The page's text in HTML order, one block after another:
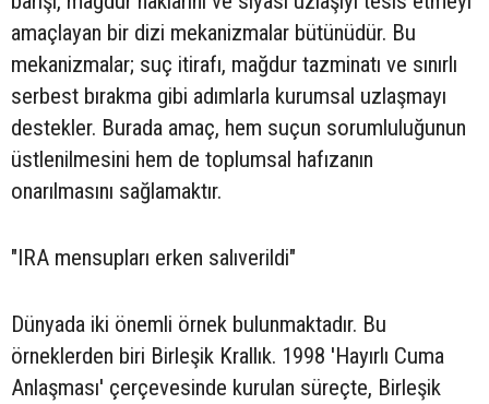
amaçlayan bir dizi mekanizmalar bütünüdür. Bu
mekanizmalar; suç itirafı, mağdur tazminatı ve sınırlı
serbest bırakma gibi adımlarla kurumsal uzlaşmayı
destekler. Burada amaç, hem suçun sorumluluğunun
üstlenilmesini hem de toplumsal hafızanın
onarılmasını sağlamaktır.
"IRA mensupları erken salıverildi"
Dünyada iki önemli örnek bulunmaktadır. Bu
örneklerden biri Birleşik Krallık. 1998 'Hayırlı Cuma
Anlaşması' çerçevesinde kurulan süreçte, Birleşik